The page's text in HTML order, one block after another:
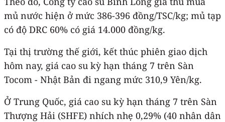
mủ nước hiện ở mức 386-396 đồng/TSC/kg; mủ tạp
có độ DRC 60% có giá 14.000 đồng/kg.
Tại thị trường thế giới, kết thúc phiên giao dịch
hôm nay, giá cao su kỳ hạn tháng 7 trên Sàn
Tocom - Nhật Bản đi ngang mức 310,9 Yên/kg.
Ở Trung Quốc, giá cao su kỳ hạn tháng 7 trên Sàn
Thượng Hải (SHFE) nhích nhẹ 0,29% (40 nhân dân